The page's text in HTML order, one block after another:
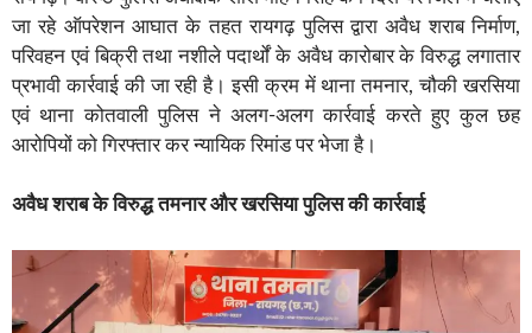
जा रहे ऑपरेशन आघात के तहत रायगढ़ पुलिस द्वारा अवैध शराब निर्माण,
परिवहन एवं बिक्री तथा नशीले पदार्थों के अवैध कारोबार के विरुद्ध लगातार
प्रभावी कार्रवाई की जा रही है। इसी क्रम में थाना तमनार, चौकी खरसिया
एवं थाना कोतवाली पुलिस ने अलग-अलग कार्रवाई करते हुए कुल छह
आरोपियों को गिरफ्तार कर न्यायिक रिमांड पर भेजा है।
अवैध शराब के विरुद्ध तमनार और खरसिया पुलिस की कार्रवाई